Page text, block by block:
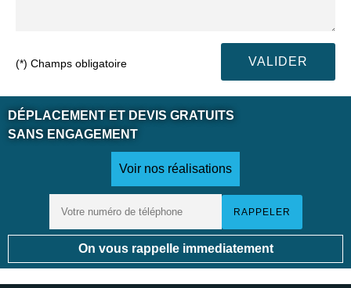
(*) Champs obligatoire
DÉPLACEMENT ET DEVIS GRATUITS
SANS ENGAGEMENT
Voir nos réalisations
On vous rappelle immediatement